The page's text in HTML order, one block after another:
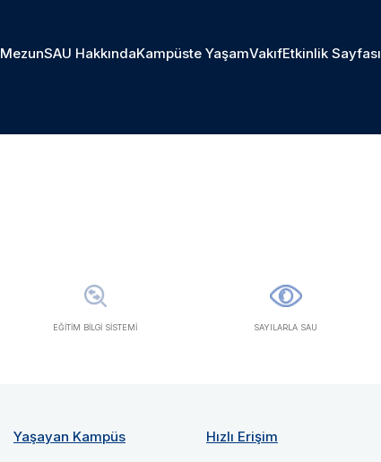
MezunSAU HakkındaKampüste YaşamVakıfEtkinlik Sayfası
EĞİTİM BİLGİ SİSTEMİ SAYILARLA SAU
Yaşayan Kampüs Hızlı Erişim